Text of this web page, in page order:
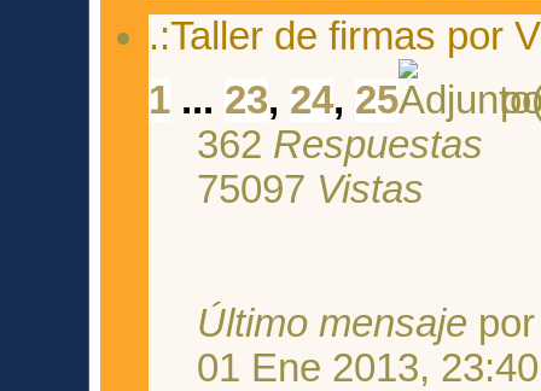
.:Taller de firmas por
1 ... 23, 24, 25
362 Respuestas
75097 Vistas
Último mensaje
01 Ene 2013, 23:40